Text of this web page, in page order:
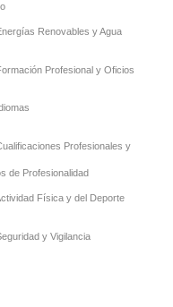
Renovables y Agua
Profesional y Oficios
Profesionales y
de Profesionalidad
Física y del Deporte
y Vigilancia